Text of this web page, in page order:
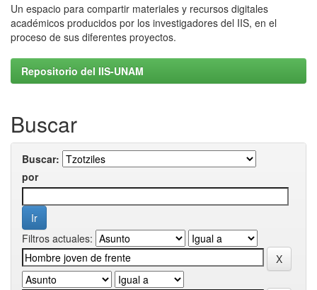
Un espacio para compartir materiales y recursos digitales
académicos producidos por los investigadores del IIS, en el
proceso de sus diferentes proyectos.
Repositorio del IIS-UNAM
Buscar
Buscar:
por
Filtros actuales: